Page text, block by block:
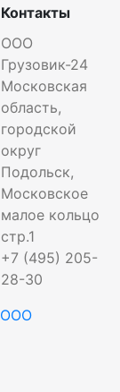
Контакты
ООО
Грузовик-24
Московская
область,
городской
округ
Подольск,
Московское
малое кольцо
стр.1
+7 (495) 205-
28-30
ООО